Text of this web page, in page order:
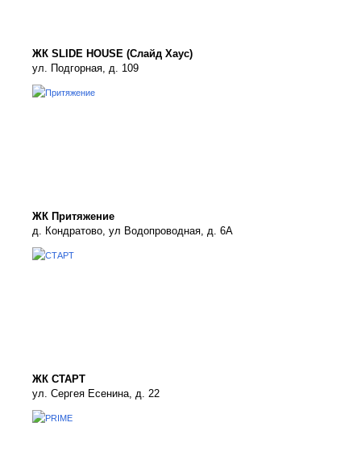
ЖК SLIDE HOUSE (Слайд Хаус)
ул. Подгорная, д. 109
ЖК Притяжение
д. Кондратово, ул Водопроводная, д. 6А
ЖК СТАРТ
ул. Сергея Есенина, д. 22